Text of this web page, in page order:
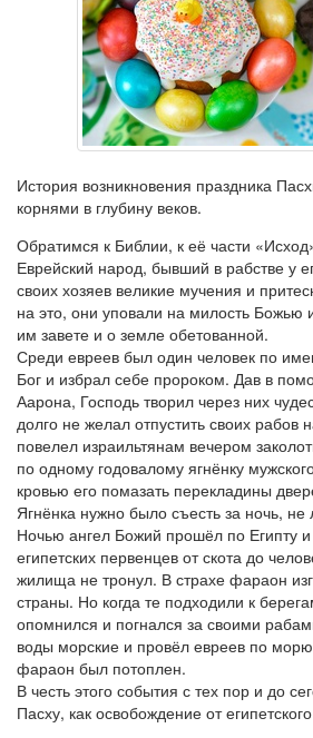
История возникновения праздника
корнями в глубину веков.
Обратимся к Библии, к её части
Еврейский народ, бывший в рабстве у
своих хозяев великие мучения и
на это, они уповали на милость
им завете и о земле обетованной.
Среди евреев был один человек по
Бог и избрал себе пророком. Дав в
Аарона, Господь творил через них
долго не желал отпустить своих рабов
повелел израильтянам вечером
по одному годовалому ягнёнку
кровью его помазать перекладины
Ягнёнка нужно было съесть за ночь, не
Ночью ангел Божий прошёл по Египту
египетских первенцев от скота до
жилища не тронул. В страхе фараон
страны. Но когда те подходили к
опомнился и погнался за своими
воды морские и провёл евреев по
фараон был потоплен.
В честь этого события с тех пор и до
Пасху, как освобождение от